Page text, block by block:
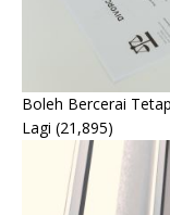
Boleh Bercerai
Lagi (21,895)